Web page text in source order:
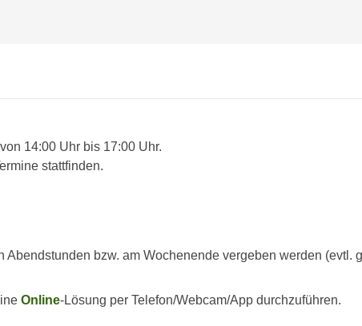
14:00 Uhr bis 17:00 Uhr.
stattfinden.
bzw. am Wochenende vergeben werden (evtl.
Online-Lösung per Telefon/Webcam/App durchzuführen.